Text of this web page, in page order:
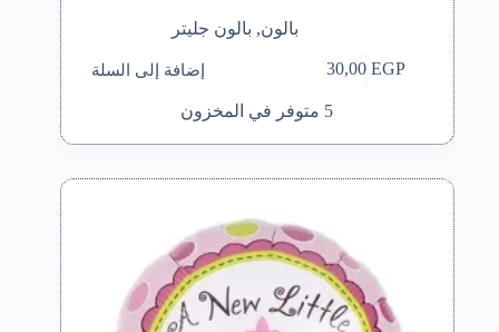
بالون, بالون جليتر
30,00EGP إضافة إلى السلة
5 متوفر في المخزون